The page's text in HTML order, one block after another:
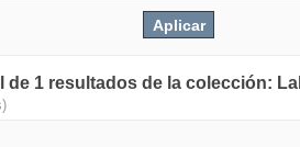
de 1 resultados de la colección: